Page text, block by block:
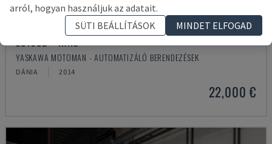
ES165D + RAIL
YASKAWA MOTOMAN - AUTOMATIZÁLÓ BERENDEZÉSEK
DÁNIA 2014
22,000 €
arról, hogyan használjuk az adatait.
SÜTI BEÁLLÍTÁSOK
MINDET ELFOGAD